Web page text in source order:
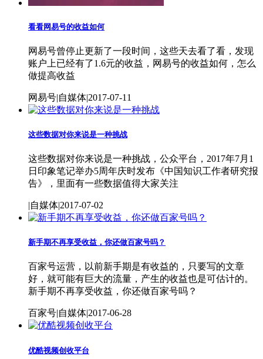
看看网易号的收益如何
网易号曾停止更新了一段时间，这些天去看了看，发现
账户上已经有了1.6元的收益，网易号的收益如何，怎么
做提高收益
网易号|自媒体|2017-07-11
这些数据对你来说是一种挑战
这些数据对你来说是一种挑战，公众平台，2017年7月1
日印象笔记举办5周年庆时发布《中国知识工作者研究报
告》，里面有一些数据值得大家关注
|自媒体|2017-07-02
新手期不再享受收益，你还做百家号吗？
百家号运营，以前新手期是有收益的，只要写的文章
好，就可能有巨大的流量，产生的收益也是可估计的。
新手期不再享受收益，你还做百家号吗？
百家号|自媒体|2017-06-28
优酷视频创收平台